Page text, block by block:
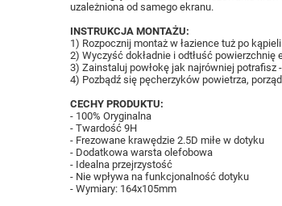
uzależniona od samego ekranu.
INSTRUKCJA MONTAŻU:
1) Rozpocznij montaż w łazience tuż po
2) Wyczyść dokładnie i odtłuść
3) Zainstaluj powłokę jak najrówniej
4) Pozbądź się pęcherzyków powietrza,
CECHY PRODUKTU:
- 100% Oryginalna
- Twardość 9H
- Frezowane krawędzie 2.5D miłe w dotyku
- Dodatkowa warsta olefobowa
- Idealna przejrzystość
- Nie wpływa na funkcjonalność dotyku
- Wymiary: 164x105mm